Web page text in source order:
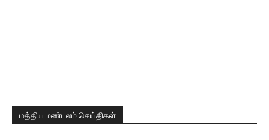
மத்திய மண்டலம் செய்திகள்